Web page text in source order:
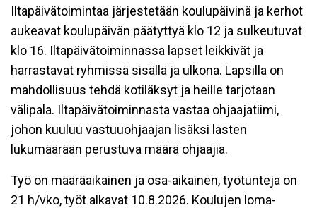
Iltapäivätoimintaa järjestetään koulupäivinä ja kerhot
aukeavat koulupäivän päätyttyä klo 12 ja sulkeutuvat
klo 16. Iltapäivätoiminnassa lapset leikkivät ja
harrastavat ryhmissä sisällä ja ulkona. Lapsilla on
mahdollisuus tehdä kotiläksyt ja heille tarjotaan
välipala. Iltapäivätoiminnasta vastaa ohjaajatiimi,
johon kuuluu vastuuohjaajan lisäksi lasten
lukumäärään perustuva määrä ohjaajia.
Työ on määräaikainen ja osa-aikainen, työtunteja on
21 h/vko, työt alkavat 10.8.2026. Koulujen loma-